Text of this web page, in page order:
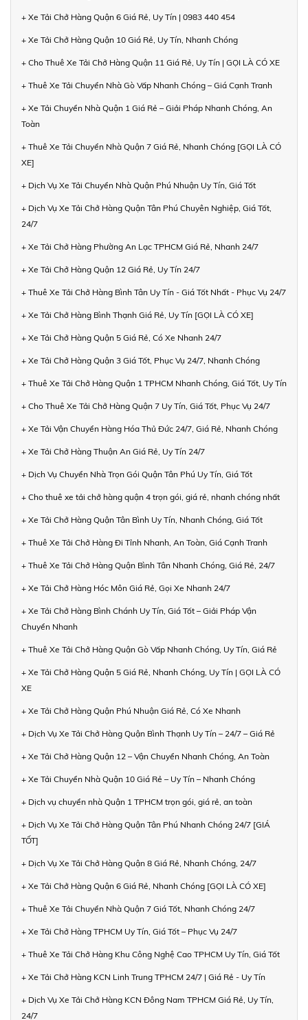
+ Xe Tải Chở Hàng Quận 6 Giá Rẻ, Uy Tín | 0983 440 454
+ Xe Tải Chở Hàng Quận 10 Giá Rẻ, Uy Tín, Nhanh Chóng
+ Cho Thuê Xe Tải Chở Hàng Quận 11 Giá Rẻ, Uy Tín | GỌI LÀ CÓ XE
+ Thuê Xe Tải Chuyển Nhà Gò Vấp Nhanh Chóng – Giá Cạnh Tranh
+ Xe Tải Chuyển Nhà Quận 1 Giá Rẻ – Giải Pháp Nhanh Chóng, An
Toàn
+ Thuê Xe Tải Chuyển Nhà Quận 7 Giá Rẻ, Nhanh Chóng [GỌI LÀ CÓ
XE]
+ Dịch Vụ Xe Tải Chuyển Nhà Quận Phú Nhuận Uy Tín, Giá Tốt
+ Dịch Vụ Xe Tải Chở Hàng Quận Tân Phú Chuyên Nghiệp, Giá Tốt,
24/7
+ Xe Tải Chở Hàng Phường An Lạc TPHCM Giá Rẻ, Nhanh 24/7
+ Xe Tải Chở Hàng Quận 12 Giá Rẻ, Uy Tín 24/7
+ Thuê Xe Tải Chở Hàng Bình Tân Uy Tín - Giá Tốt Nhất - Phục Vụ 24/7
+ Xe Tải Chở Hàng Bình Thạnh Giá Rẻ, Uy Tín [GỌI LÀ CÓ XE]
+ Xe Tải Chở Hàng Quận 5 Giá Rẻ, Có Xe Nhanh 24/7
+ Xe Tải Chở Hàng Quận 3 Giá Tốt, Phục Vụ 24/7, Nhanh Chóng
+ Thuê Xe Tải Chở Hàng Quận 1 TPHCM Nhanh Chóng, Giá Tốt, Uy Tín
+ Cho Thuê Xe Tải Chở Hàng Quận 7 Uy Tín, Giá Tốt, Phục Vụ 24/7
+ Xe Tải Vận Chuyển Hàng Hóa Thủ Đức 24/7, Giá Rẻ, Nhanh Chóng
+ Xe Tải Chở Hàng Thuận An Giá Rẻ, Uy Tín 24/7
+ Dịch Vụ Chuyển Nhà Trọn Gói Quận Tân Phú Uy Tín, Giá Tốt
+ Cho thuê xe tải chở hàng quận 4 trọn gói, giá rẻ, nhanh chóng nhất
+ Xe Tải Chở Hàng Quận Tân Bình Uy Tín, Nhanh Chóng, Giá Tốt
+ Thuê Xe Tải Chở Hàng Đi Tỉnh Nhanh, An Toàn, Giá Cạnh Tranh
+ Thuê Xe Tải Chở Hàng Quận Bình Tân Nhanh Chóng, Giá Rẻ, 24/7
+ Xe Tải Chở Hàng Hóc Môn Giá Rẻ, Gọi Xe Nhanh 24/7
+ Xe Tải Chở Hàng Bình Chánh Uy Tín, Giá Tốt – Giải Pháp Vận
Chuyển Nhanh
+ Thuê Xe Tải Chở Hàng Quận Gò Vấp Nhanh Chóng, Uy Tín, Giá Rẻ
+ Xe Tải Chở Hàng Quận 5 Giá Rẻ, Nhanh Chóng, Uy Tín | GỌI LÀ CÓ
XE
+ Xe Tải Chở Hàng Quận Phú Nhuận Giá Rẻ, Có Xe Nhanh
+ Dịch Vụ Xe Tải Chở Hàng Quận Bình Thạnh Uy Tín – 24/7 – Giá Rẻ
+ Xe Tải Chở Hàng Quận 12 – Vận Chuyển Nhanh Chóng, An Toàn
+ Xe Tải Chuyển Nhà Quận 10 Giá Rẻ – Uy Tín – Nhanh Chóng
+ Dịch vụ chuyển nhà Quận 1 TPHCM trọn gói, giá rẻ, an toàn
+ Dịch Vụ Xe Tải Chở Hàng Quận Tân Phú Nhanh Chóng 24/7 [GIÁ
TỐT]
+ Dịch Vụ Xe Tải Chở Hàng Quận 8 Giá Rẻ, Nhanh Chóng, 24/7
+ Xe Tải Chở Hàng Quận 6 Giá Rẻ, Nhanh Chóng [GỌI LÀ CÓ XE]
+ Thuê Xe Tải Chuyển Nhà Quận 7 Giá Tốt, Nhanh Chóng 24/7
+ Xe Tải Chở Hàng TPHCM Uy Tín, Giá Tốt – Phục Vụ 24/7
+ Thuê Xe Tải Chở Hàng Khu Công Nghệ Cao TPHCM Uy Tín, Giá Tốt
+ Xe Tải Chở Hàng KCN Linh Trung TPHCM 24/7 | Giá Rẻ - Uy Tín
+ Dịch Vụ Xe Tải Chở Hàng KCN Đông Nam TPHCM Giá Rẻ, Uy Tín,
24/7